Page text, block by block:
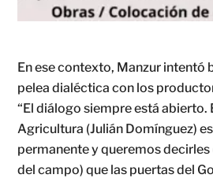
En ese contexto, Manzur intentó
pelea dialéctica con los
“El diálogo siempre está abierto.
Agricultura (Julián Domínguez)
permanente y queremos
del campo) que las puertas del